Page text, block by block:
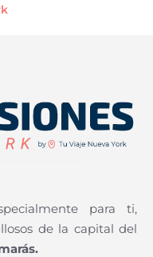
para ti,
de la capital del